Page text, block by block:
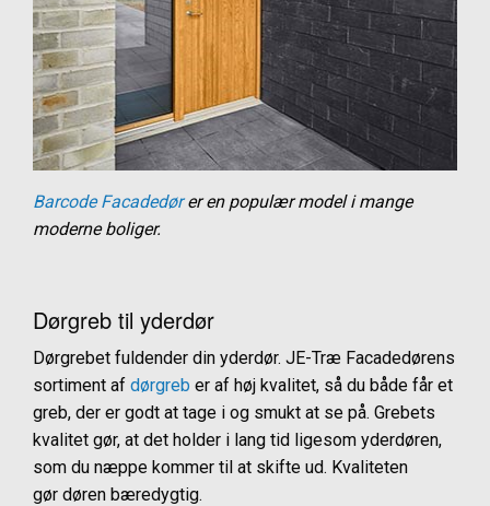
Barcode Facadedører en populær model i mange
moderne boliger.
Dørgreb til yderdør
Dørgrebet fuldender din yderdør. JE-Træ Facadedørens
sortiment af dørgreb er af høj kvalitet, så du både får et
greb, der er godt at tage i og smukt at se på. Grebets
kvalitet gør, at det holder i lang tid ligesom yderdøren,
som du næppe kommer til at skifte ud. Kvaliteten
gør døren bæredygtig.